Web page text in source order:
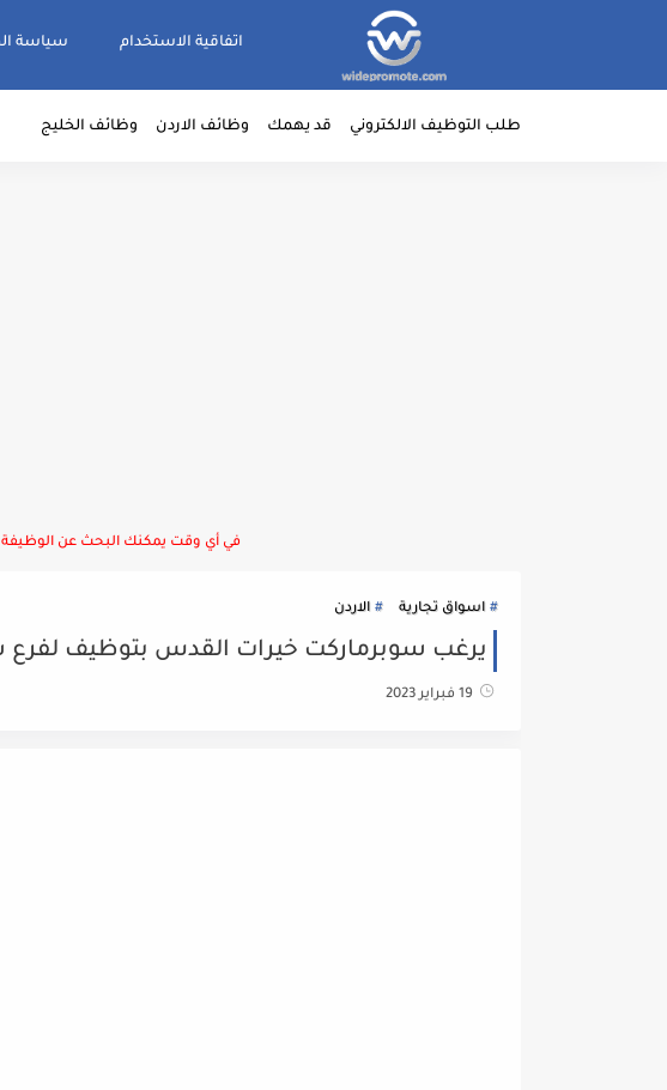
اتفاقية الاستخدام سياسة
طلب التوظيف الالكتروني قد يهمك وظائف الاردن وظائف الخليج
في أي وقت يمكنك البحث عن الوظيفة
اسواق تجارية الاردن
يرغب سوبرماركت خيرات القدس بتوظيف لفرع
19 فبراير 2023